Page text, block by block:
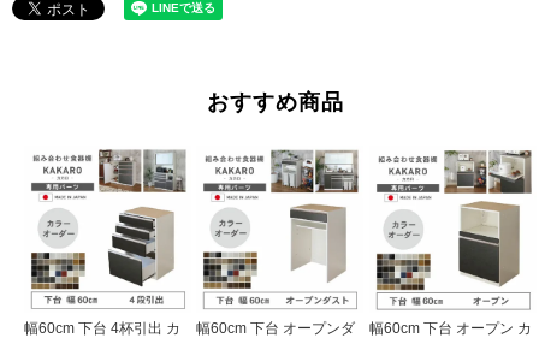
おすすめ商品
幅60cm 下台 4杯引出 カ
幅60cm 下台 オープンダ
幅60cm 下台 オープン カ